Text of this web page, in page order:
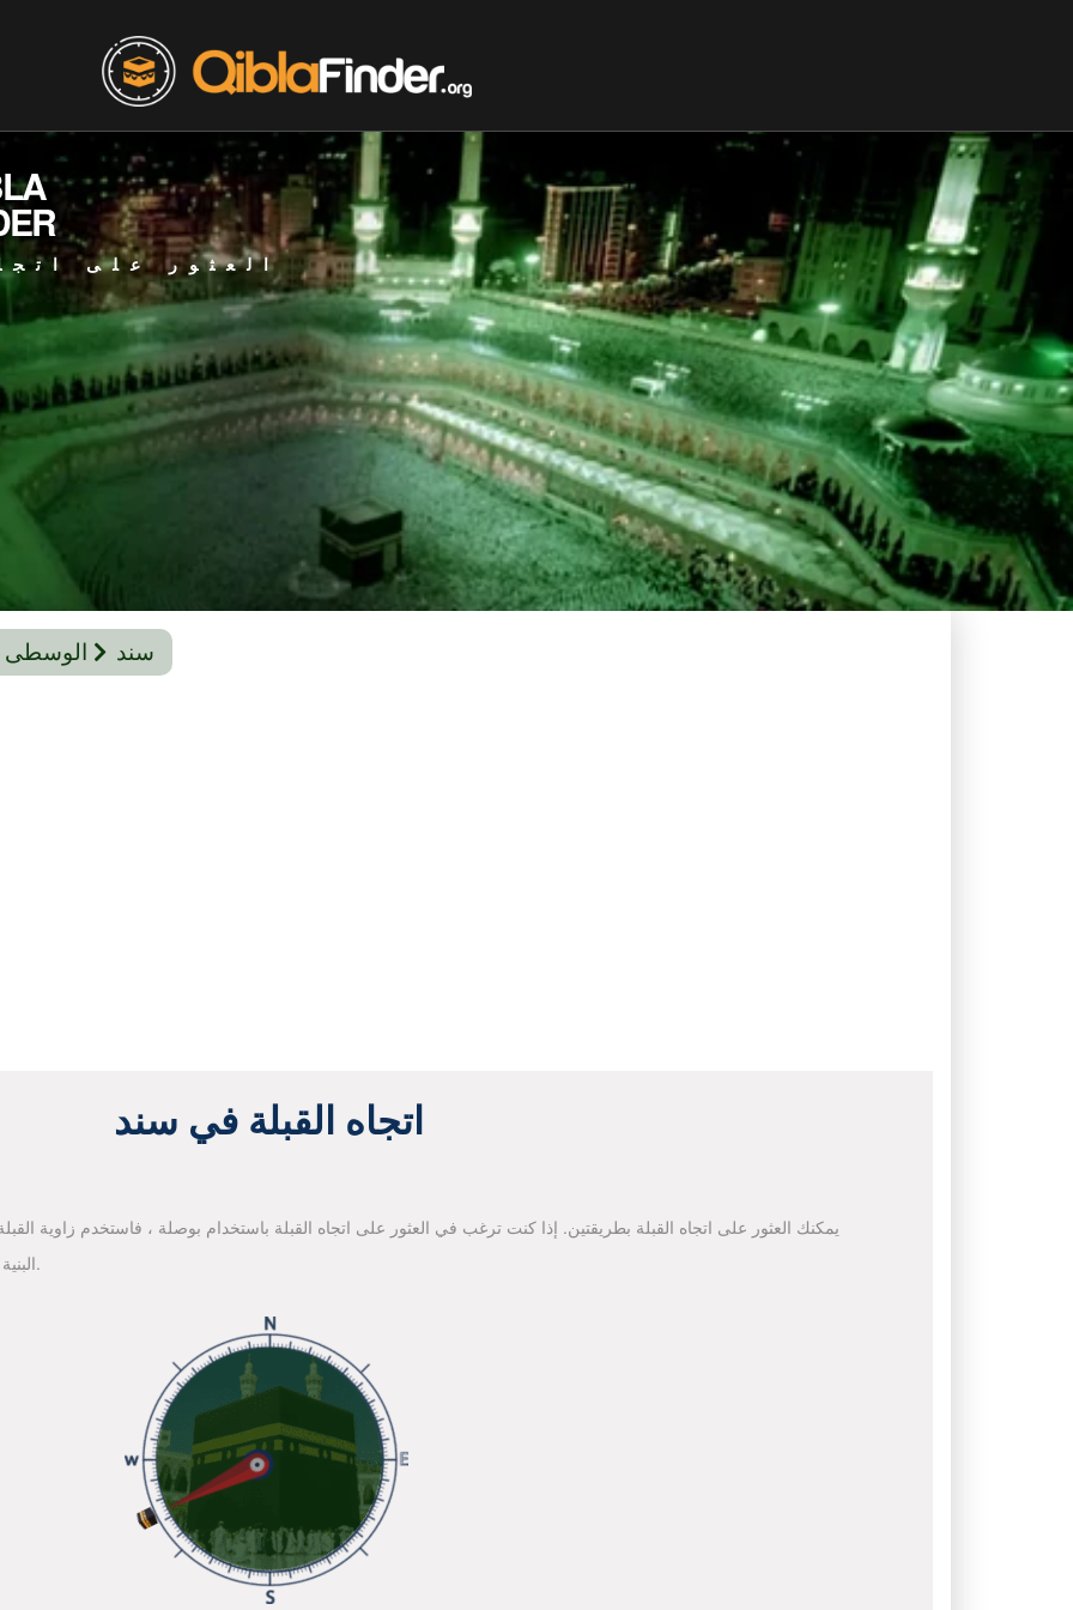
العثور على
الوسطى سند
اتجاه القبلة في سند
يمكنك العثور على اتجاه القبلة بطريقتين. إذا كنت ترغب في العثور على اتجاه القبلة باستخدام بوصلة ، فاستخدم زاوية
البنية الأساسية لخرائط جوجل للعثور على اتجاه القبلة.